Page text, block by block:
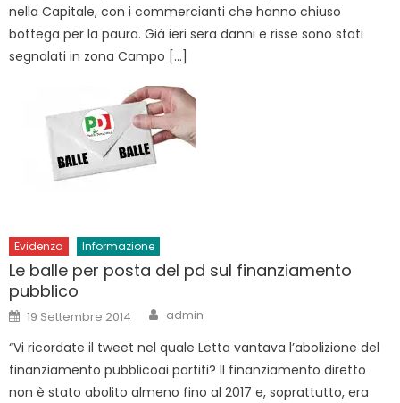
nella Capitale, con i commercianti che hanno chiuso
bottega per la paura. Già ieri sera danni e risse sono stati
segnalati in zona Campo […]
Evidenza Informazione
Le balle per posta del pd sul finanziamento
pubblico
Posted
on
19 Settembre 2014 Author
admin
“Vi ricordate il tweet nel quale Letta vantava l’abolizione del
finanziamento pubblicoai partiti? Il finanziamento diretto
non è stato abolito almeno fino al 2017 e, soprattutto, era